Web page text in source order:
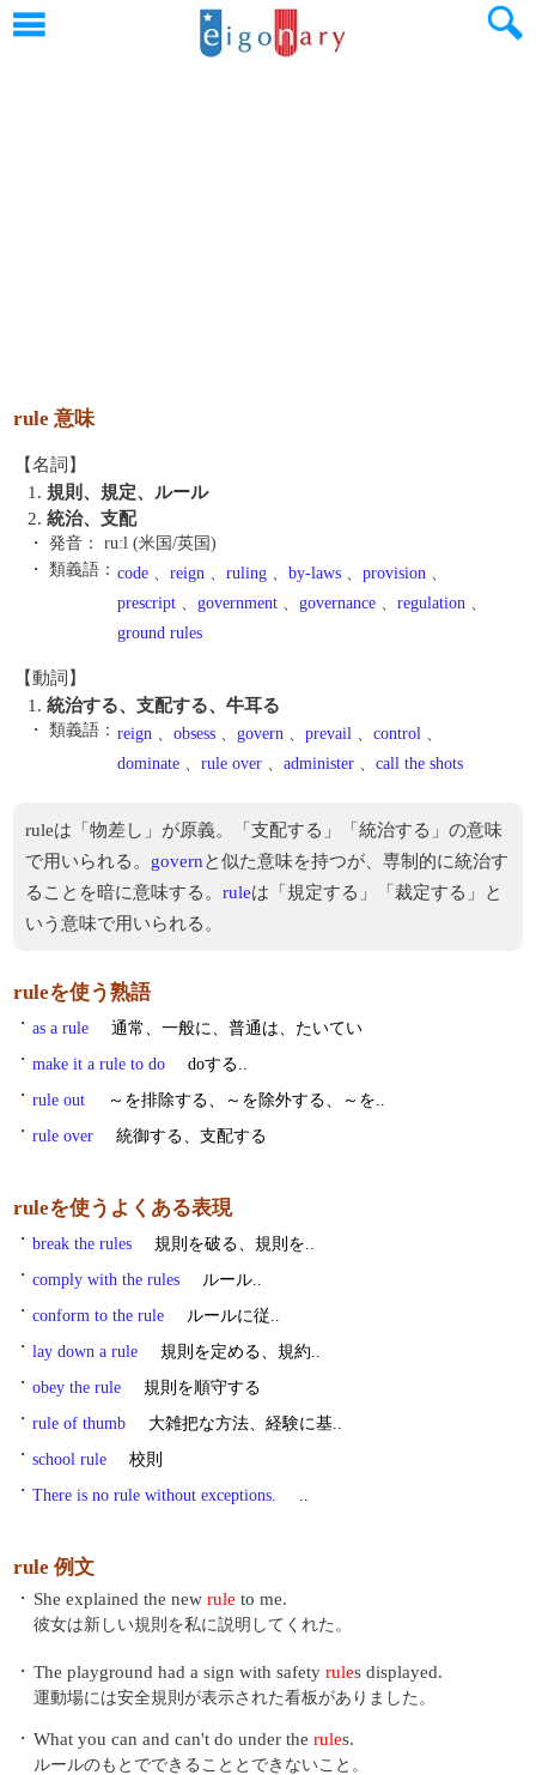
rule 意味
【名詞】
1. 規則、規定、ルール
2. 統治、支配
・ 発音：
ruːl (米国/英国)
・ 類義語： code 、 reign 、 ruling 、 by-laws 、 provision 、
prescript 、 government 、 governance 、 regulation 、
ground rules
【動詞】
1. 統治する、支配する、牛耳る
・ 類義語： reign 、 obsess 、 govern 、 prevail 、 control 、
dominate 、 rule over 、 administer 、 call the shots
ruleは「物差し」が原義。「支配する」「統治する」の意味
で用いられる。 governと似た意味を持つが、専制的に統治す
ることを暗に意味する。 ruleは「規定する」「裁定する」と
いう意味で用いられる。
ruleを使う熟語
・ as a rule
通常、一般に、普通は、たいてい
・ make it a rule to do
doする..
・ rule out
～を排除する、～を除外する、～を..
・ rule over 統御する、支配する
ruleを使うよくある表現
・ break the rules
規則を破る、規則を..
・ comply with the rules
ルール..
・ conform to the rule
ルールに従..
・ lay down a rule
規則を定める、規約..
・ obey the rule
規則を順守する
・ rule of thumb
大雑把な方法、経験に基..
・ school rule
校則
・ There is no rule without exceptions. ..
rule 例文
・ She explained the new rule to me.
彼女は新しい規則を私に説明してくれた。
・ The playground had a sign with safety rules displayed.
運動場には安全規則が表示された看板がありました。
・ What you can and can't do under the rules.
ルールのもとでできることとできないこと。